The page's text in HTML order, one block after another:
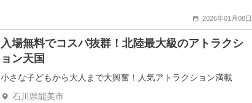
2026年01月08日
入場無料でコスパ抜群！北陸最大級のアトラクシ
ョン天国
小さな子どもから大人まで大興奮！人気アトラクション満載
石川県能美市